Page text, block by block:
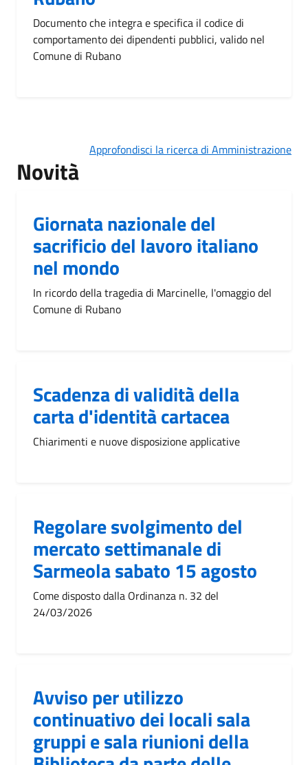
Documento che integra e specifica il codice di
comportamento dei dipendenti pubblici, valido nel
Comune di Rubano
Approfondisci la ricerca di Amministrazione
Novità
Giornata nazionale del
sacrificio del lavoro italiano
nel mondo
In ricordo della tragedia di Marcinelle, l'omaggio del
Comune di Rubano
Scadenza di validità della
carta d'identità cartacea
Chiarimenti e nuove disposizione applicative
Regolare svolgimento del
mercato settimanale di
Sarmeola sabato 15 agosto
Come disposto dalla Ordinanza n. 32 del
24/03/2026
Avviso per utilizzo
continuativo dei locali sala
gruppi e sala riunioni della